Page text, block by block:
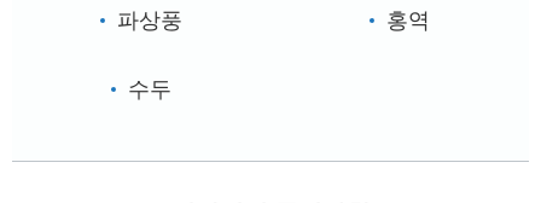
파상풍 홍역
수두